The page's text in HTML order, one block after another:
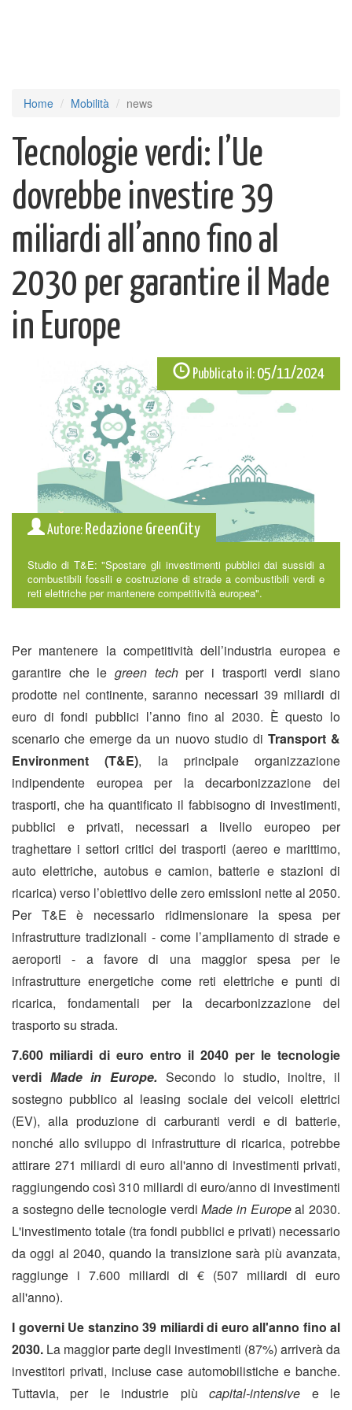
Home Mobilità news
Tecnologie verdi: l’Ue
dovrebbe investire 39
miliardi all’anno fino al
2030 per garantire il Made
in Europe
Pubblicato il: 05/11/2024
Autore: Redazione GreenCity
Studio di T&E: "Spostare gli investimenti pubblici dai sussidi a
combustibili fossili e costruzione di strade a combustibili verdi e
reti elettriche per mantenere competitività europea".
Per mantenere la competitività dell’industria europea e
garantire che le green tech per i trasporti verdi siano
prodotte nel continente, saranno necessari 39 miliardi di
euro di fondi pubblici l’anno fino al 2030. È questo lo
scenario che emerge da un nuovo studio di Transport &
Environment (T&E), la principale organizzazione
indipendente europea per la decarbonizzazione dei
trasporti, che ha quantificato il fabbisogno di investimenti,
pubblici e privati, necessari a livello europeo per
traghettare i settori critici dei trasporti (aereo e marittimo,
auto elettriche, autobus e camion, batterie e stazioni di
ricarica) verso l’obiettivo delle zero emissioni nette al 2050.
Per T&E è necessario ridimensionare la spesa per
infrastrutture tradizionali - come l’ampliamento di strade e
aeroporti - a favore di una maggior spesa per le
infrastrutture energetiche come reti elettriche e punti di
ricarica, fondamentali per la decarbonizzazione del
trasporto su strada.
7.600 miliardi di euro entro il 2040 per le tecnologie
verdi Made in Europe. Secondo lo studio, inoltre, il
sostegno pubblico al leasing sociale dei veicoli elettrici
(EV), alla produzione di carburanti verdi e di batterie,
nonché allo sviluppo di infrastrutture di ricarica, potrebbe
attirare 271 miliardi di euro all'anno di investimenti privati,
raggiungendo così 310 miliardi di euro/anno di investimenti
a sostegno delle tecnologie verdi Made in Europe al 2030.
L'investimento totale (tra fondi pubblici e privati) necessario
da oggi al 2040, quando la transizione sarà più avanzata,
raggiunge i 7.600 miliardi di € (507 miliardi di euro
all'anno).
I governi Ue stanzino 39 miliardi di euro all'anno fino al
2030. La maggior parte degli investimenti (87%) arriverà da
investitori privati, incluse case automobilistiche e banche.
Tuttavia, per le industrie più
capital-intensive
e le